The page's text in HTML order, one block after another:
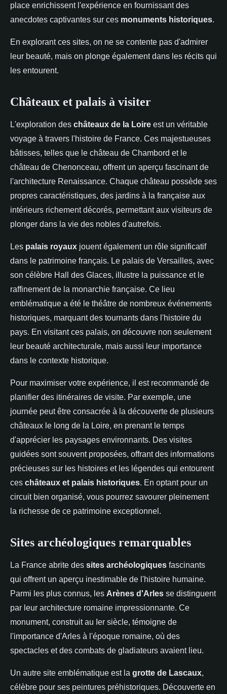
place enrichissent l'expérience en fournissant des
anecdotes captivantes sur ces monuments historiques.
En explorant ces sites, on ne se contente pas d'admirer
leur beauté, mais on plonge également dans les récits qui
les entourent.
Châteaux et palais à visiter
L'exploration des châteaux de la Loire est un véritable
voyage à travers l'histoire de France. Ces majestueuses
bâtisses, telles que le château de Chambord et le
château de Chenonceau, offrent un aperçu fascinant de
l'architecture Renaissance. Chaque château possède ses
propres caractéristiques, des jardins à la française aux
intérieurs richement décorés, permettant aux visiteurs de
plonger dans la vie des nobles d'autrefois.
Les palais royaux jouent également un rôle significatif
dans le patrimoine français. Le palais de Versailles, avec
son célèbre Hall des Glaces, illustre la puissance et le
raffinement de la monarchie française. Ce lieu
emblématique a été le théâtre de nombreux événements
historiques, marquant des tournants dans l'histoire du
pays. En visitant ces palais, on découvre non seulement
leur beauté architecturale, mais aussi leur importance
dans le contexte historique.
Pour maximiser votre expérience, il est recommandé de
planifier des itinéraires de visite. Par exemple, une
journée peut être consacrée à la découverte de plusieurs
châteaux le long de la Loire, en prenant le temps
d'apprécier les paysages environnants. Des visites
guidées sont souvent proposées, offrant des informations
précieuses sur les histoires et les légendes qui entourent
ces châteaux et palais historiques. En optant pour un
circuit bien organisé, vous pourrez savourer pleinement
la richesse de ce patrimoine exceptionnel.
Sites archéologiques remarquables
La France abrite des sites archéologiques fascinants
qui offrent un aperçu inestimable de l'histoire humaine.
Parmi les plus connus, les Arènes d'Arles se distinguent
par leur architecture romaine impressionnante. Ce
monument, construit au Ier siècle, témoigne de
l'importance d'Arles à l'époque romaine, où des
spectacles et des combats de gladiateurs avaient lieu.
Un autre site emblématique est la grotte de Lascaux,
célèbre pour ses peintures préhistoriques. Découverte en